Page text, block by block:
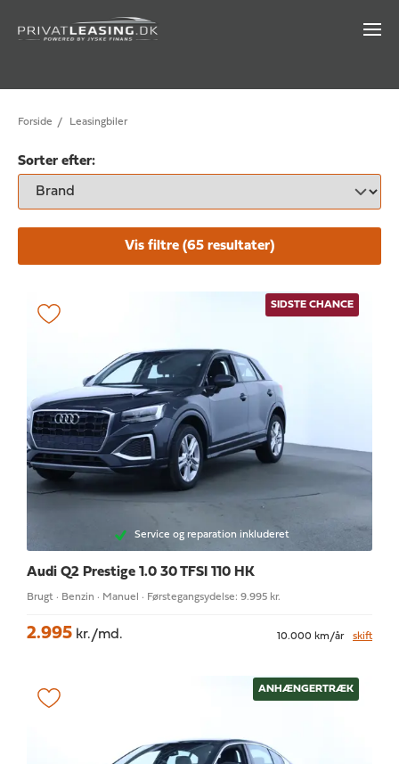
Forside / Leasingbiler
Sorter efter:
Vis filtre (65 resultater)
SIDSTE CHANCE
Service og reparation inkluderet
Audi Q2 Prestige 1.0 30 TFSI 110 HK
Brugt · Benzin · Manuel · Førstegangsydelse: 9.995 kr.
2.995 kr./md. 10.000 km/år skift
ANHÆNGERTRÆK